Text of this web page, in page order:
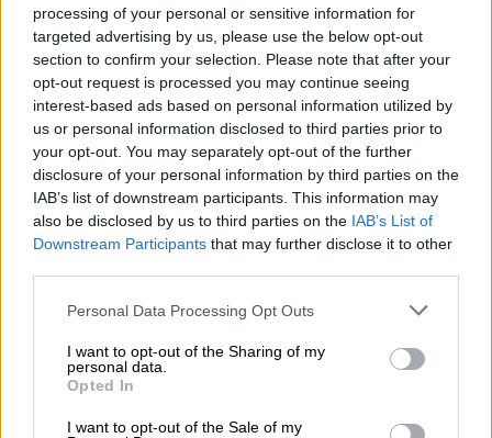
processing of your personal or sensitive information for
targeted advertising by us, please use the below opt-out
section to confirm your selection. Please note that after your
opt-out request is processed you may continue seeing
interest-based ads based on personal information utilized by
us or personal information disclosed to third parties prior to
your opt-out. You may separately opt-out of the further
disclosure of your personal information by third parties on the
IAB’s list of downstream participants. This information may
also be disclosed by us to third parties on the IAB’s List of
Downstream Participants that may further disclose it to other
Please note that this website/app uses one or more Google
not limited to your visit or usage behaviour. You may click to
grant or deny consent to Google and its third-party tags to
use your data for below specified purposes in below Google
consent section.
Personal Data Processing Opt Outs
I want to opt-out of the Sharing of my
personal data.
Opted In
I want to opt-out of the Sale of my
Σύμφωνα με τονKhodakovsky, αφού οι
ρωσικές δυνάμειςαπέκλεισαναρκετά
σημαντικά σημεία,οι Ουκρανοί μαχητές
βρέθηκαν σε αδιέξοδο.
Όπως μετέδωσε στο OPEN οΘανάσης
Αυγερινός, οι διαπραγματεύσεις αφορούν
την παράδοση και την περίθαλψη των
μαχητών του Αζοφτάλ, ή μέρους αυτών και
είναι εντατικές.
Ρωσία: Λάθος με εκτεταμένες
επιπτώσεις η ένταξη Φινλανδίας –
Σουηδίας στο ΝΑΤΟ
Νέες απειλές εκτοξεύει ηΜόσχα στον